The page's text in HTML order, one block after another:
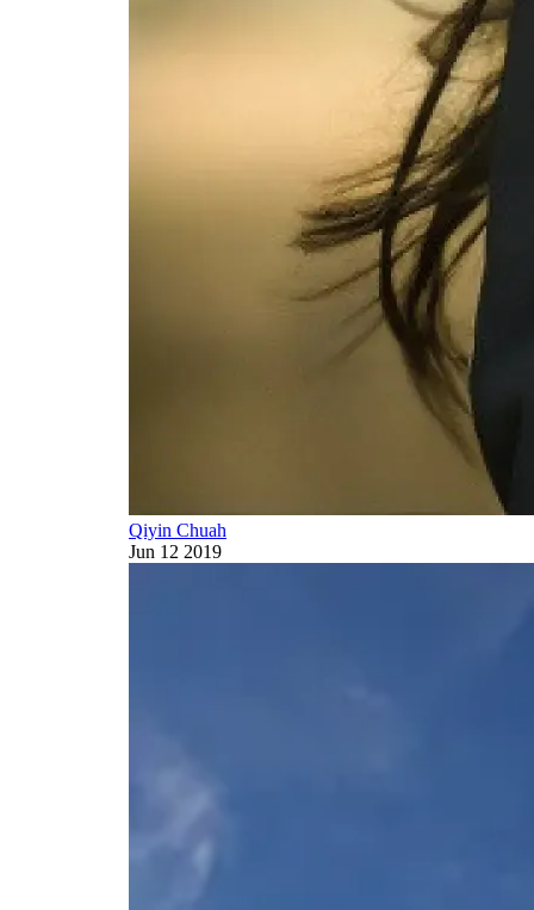
Qiyin Chuah
Jun 12 2019